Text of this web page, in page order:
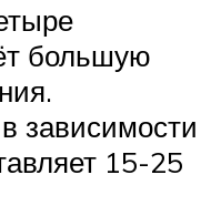
большую
зависимости
15-25